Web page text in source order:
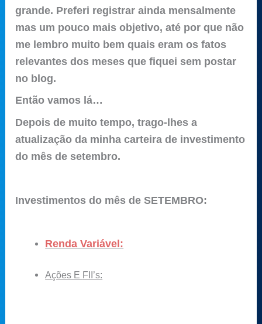
grande. Preferi registrar ainda mensalmente
mas um pouco mais objetivo, até por que não
me lembro muito bem quais eram os fatos
relevantes dos meses que fiquei sem postar
no blog.
Então vamos lá…
Depois de muito tempo, trago-lhes a
atualização da minha carteira de investimento
do mês de setembro.
Investimentos do mês deSETEMBRO:
Renda Variável:
Ações E FII’s: